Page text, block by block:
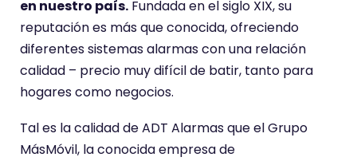
en nuestro país. Fundada en el siglo XIX, su
reputación es más que conocida, ofreciendo
diferentes sistemas alarmas con una relación
calidad – precio muy difícil de batir, tanto para
hogares como negocios.
Tal es la calidad de ADT Alarmas que el Grupo
MásMóvil, la conocida empresa de